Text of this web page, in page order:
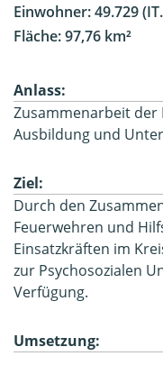
Einwohner: 49.729
Fläche: 97,76 km²
Anlass:
Zusammenarbeit der
Ausbildung und
Ziel:
Durch den
Feuerwehren und
Einsatzkräften im
zur Psychosozialen
Verfügung.
Umsetzung: